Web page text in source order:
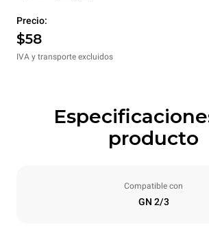
Precio:
$58
IVA y transporte excluidos
producto
Compatible con
GN 2/3